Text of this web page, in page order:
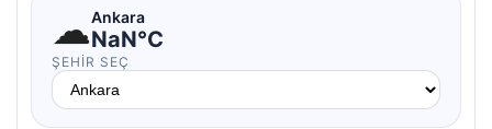
☁Ankara
NaN°C
ŞEHIR SEÇ